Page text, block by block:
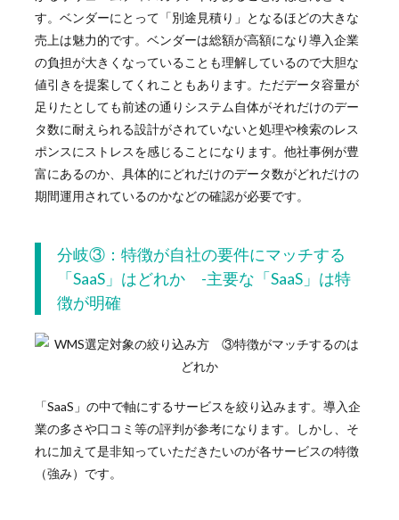
す。ベンダーにとって「別途見積り」となるほどの大きな
売上は魅力的です。ベンダーは総額が高額になり導入企業
の負担が大きくなっていることも理解しているので大胆な
値引きを提案してくれこともあります。ただデータ容量が
足りたとしても前述の通りシステム自体がそれだけのデー
タ数に耐えられる設計がされていないと処理や検索のレス
ポンスにストレスを感じることになります。他社事例が豊
富にあるのか、具体的にどれだけのデータ数がどれだけの
期間運用されているのかなどの確認が必要です。
分岐③：特徴が自社の要件にマッチする
「SaaS」はどれか -主要な「SaaS」は特
徴が明確
「SaaS」の中で軸にするサービスを絞り込みます。導入企
業の多さや口コミ等の評判が参考になります。しかし、そ
れに加えて是非知っていただきたいのが各サービスの特徴
（強み）です。